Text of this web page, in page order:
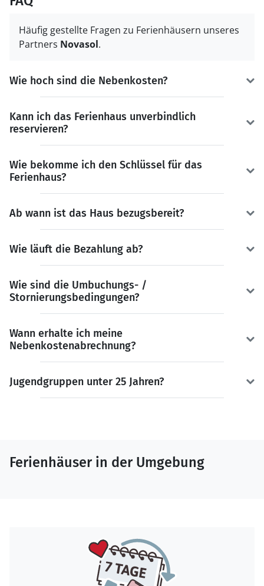
Häufig gestellte Fragen zu Ferienhäusern unseres
Partners Novasol.
Wie hoch sind die Nebenkosten?
Kann ich das Ferienhaus unverbindlich
reservieren?
Wie bekomme ich den Schlüssel für das
Ferienhaus?
Ab wann ist das Haus bezugsbereit?
Wie läuft die Bezahlung ab?
Wie sind die Umbuchungs- /
Stornierungsbedingungen?
Wann erhalte ich meine
Nebenkostenabrechnung?
Jugendgruppen unter 25 Jahren?
Ferienhäuser in der Umgebung